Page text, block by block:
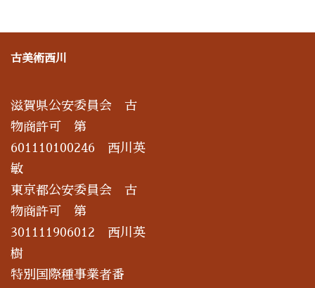
古美術西川
滋賀県公安委員会 古
物商許可 第
601110100246 西川英
敏
東京都公安委員会 古
物商許可 第
301111906012 西川英
樹
特別国際種事業者番